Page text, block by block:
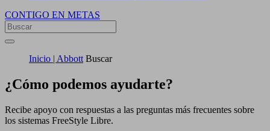
CONTIGO EN METAS
Inicio | Abbott Buscar
¿Cómo podemos ayudarte?
Recibe apoyo con respuestas a las preguntas más frecuentes sobre
los sistemas FreeStyle Libre.